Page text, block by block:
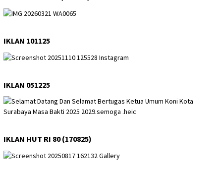
IKLAN 101125
IKLAN 051225
IKLAN HUT RI 80 (170825)